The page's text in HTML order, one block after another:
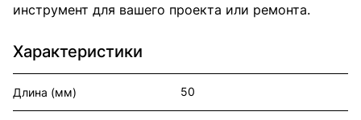
инструмент для вашего проекта или ремонта.
Характеристики
Длина (мм) 50